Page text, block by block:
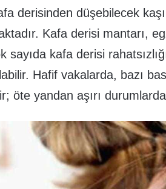
derisinden düşebilecek
Kafa derisi mantarı,
sayıda kafa derisi
Hafif vakalarda, bazı
öte yandan aşırı